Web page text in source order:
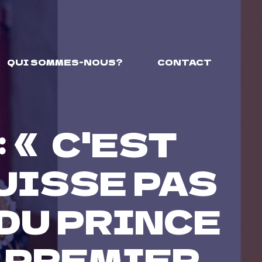
QUI SOMMES-NOUS? CONTACT
« C'EST
PAS
PRINCE